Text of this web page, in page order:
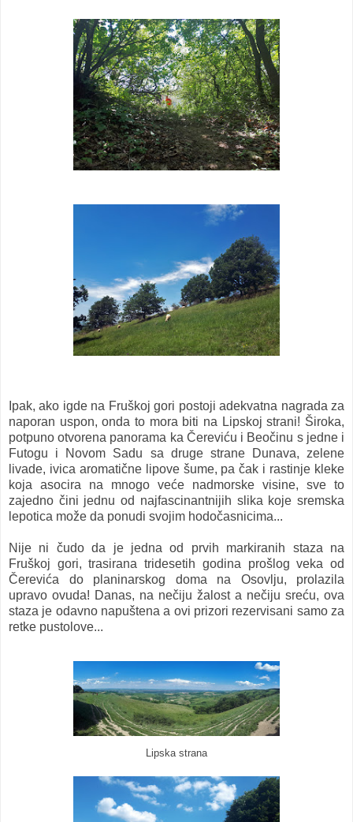
Ipak, ako igde na Fruškoj gori postoji adekvatna nagrada za
naporan uspon, onda to mora biti na Lipskoj strani! Široka,
potpuno otvorena panorama ka Čereviću i Beočinu s jedne i
Futogu i Novom Sadu sa druge strane Dunava, zelene
livade, ivica aromatične lipove šume, pa čak i rastinje kleke
koja asocira na mnogo veće nadmorske visine, sve to
zajedno čini jednu od najfascinantnijih slika koje sremska
lepotica može da ponudi svojim hodočasnicima...
Nije ni čudo da je jedna od prvih markiranih staza na
Fruškoj gori, trasirana tridesetih godina prošlog veka od
Čerevića do planinarskog doma na Osovlju, prolazila
upravo ovuda! Danas, na nečiju žalost a nečiju sreću, ova
staza je odavno napuštena a ovi prizori rezervisani samo za
retke pustolove...
Lipska strana